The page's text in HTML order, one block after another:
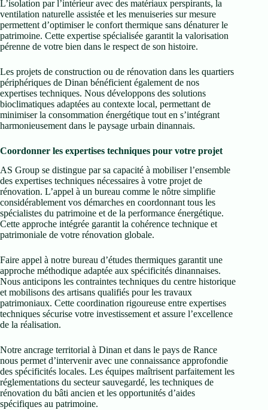
L’isolation par l’intérieur avec des matériaux perspirants, la
ventilation naturelle assistée et les menuiseries sur mesure
permettent d’optimiser le confort thermique sans dénaturer le
patrimoine. Cette expertise spécialisée garantit la valorisation
pérenne de votre bien dans le respect de son histoire.
Les projets de construction ou de rénovation dans les quartiers
périphériques de Dinan bénéficient également de nos
expertises techniques. Nous développons des solutions
bioclimatiques adaptées au contexte local, permettant de
minimiser la consommation énergétique tout en s’intégrant
harmonieusement dans le paysage urbain dinannais.
Coordonner les expertises techniques pour votre projet
AS Group se distingue par sa capacité à mobiliser l’ensemble
des expertises techniques nécessaires à votre projet de
rénovation. L’appel à un bureau comme le nôtre simplifie
considérablement vos démarches en coordonnant tous les
spécialistes du patrimoine et de la performance énergétique.
Cette approche intégrée garantit la cohérence technique et
patrimoniale de votre rénovation globale.
Faire appel à notre bureau d’études thermiques garantit une
approche méthodique adaptée aux spécificités dinannaises.
Nous anticipons les contraintes techniques du centre historique
et mobilisons des artisans qualifiés pour les travaux
patrimoniaux. Cette coordination rigoureuse entre expertises
techniques sécurise votre investissement et assure l’excellence
de la réalisation.
Notre ancrage territorial à Dinan et dans le pays de Rance
nous permet d’intervenir avec une connaissance approfondie
des spécificités locales. Les équipes maîtrisent parfaitement les
réglementations du secteur sauvegardé, les techniques de
rénovation du bâti ancien et les opportunités d’aides
spécifiques au patrimoine.